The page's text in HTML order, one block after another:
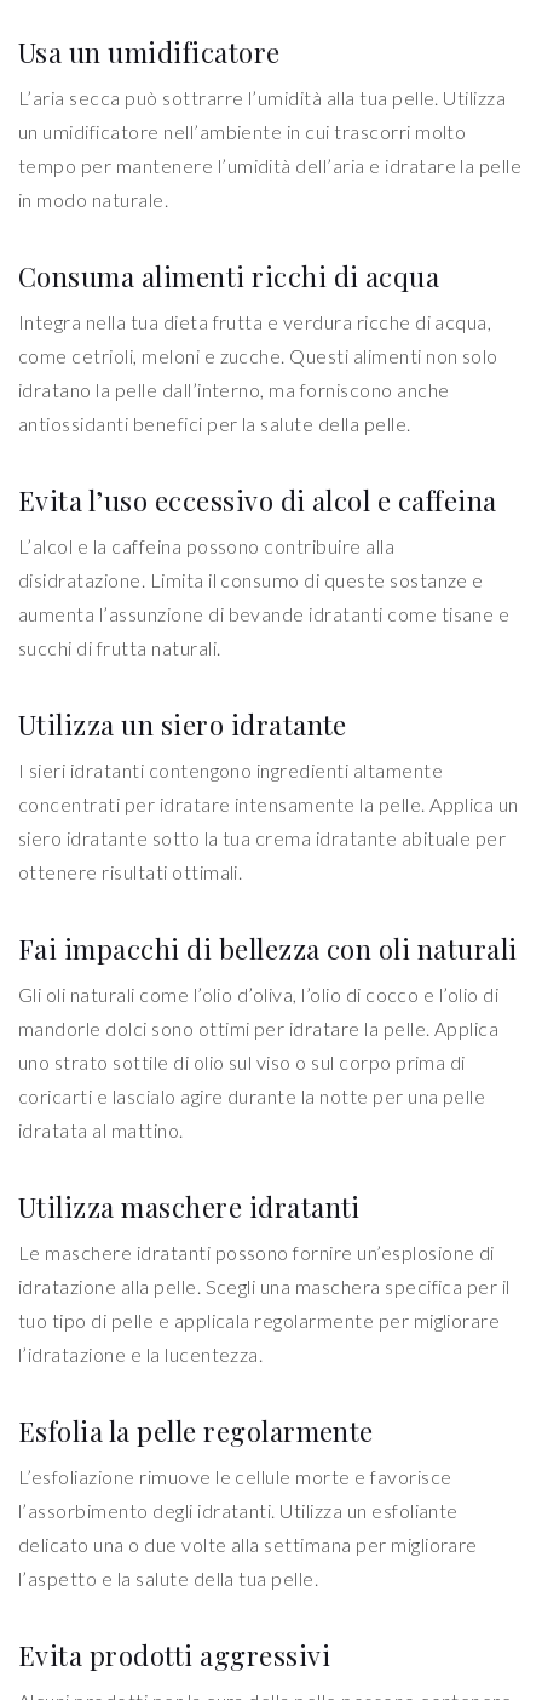
Usa un umidificatore
L’aria secca può sottrarre l’umidità alla tua pelle. Utilizza
un umidificatore nell’ambiente in cui trascorri molto
tempo per mantenere l’umidità dell’aria e idratare la pelle
in modo naturale.
Consuma alimenti ricchi di acqua
Integra nella tua dieta frutta e verdura ricche di acqua,
come cetrioli, meloni e zucche. Questi alimenti non solo
idratano la pelle dall’interno, ma forniscono anche
antiossidanti benefici per la salute della pelle.
Evita l’uso eccessivo di alcol e caffeina
L’alcol e la caffeina possono contribuire alla
disidratazione. Limita il consumo di queste sostanze e
aumenta l’assunzione di bevande idratanti come tisane e
succhi di frutta naturali.
Utilizza un siero idratante
I sieri idratanti contengono ingredienti altamente
concentrati per idratare intensamente la pelle. Applica un
siero idratante sotto la tua crema idratante abituale per
ottenere risultati ottimali.
Fai impacchi di bellezza con oli naturali
Gli oli naturali come l’olio d’oliva, l’olio di cocco e l’olio di
mandorle dolci sono ottimi per idratare la pelle. Applica
uno strato sottile di olio sul viso o sul corpo prima di
coricarti e lascialo agire durante la notte per una pelle
idratata al mattino.
Utilizza maschere idratanti
Le maschere idratanti possono fornire un’esplosione di
idratazione alla pelle. Scegli una maschera specifica per il
tuo tipo di pelle e applicala regolarmente per migliorare
l’idratazione e la lucentezza.
Esfolia la pelle regolarmente
L’esfoliazione rimuove le cellule morte e favorisce
l’assorbimento degli idratanti. Utilizza un esfoliante
delicato una o due volte alla settimana per migliorare
l’aspetto e la salute della tua pelle.
Evita prodotti aggressivi